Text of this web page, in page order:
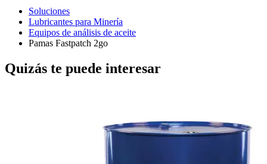
Soluciones
Lubricantes para Minería
Equipos de análisis de aceite
Pamas Fastpatch 2go
Quizás te puede interesar